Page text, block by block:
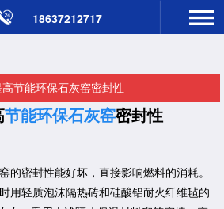
18637212717
节能环保石灰窑密封性
节能环保石灰窑密封性
的密封性能好坏，直接影响燃料的消耗。
用轻质泡沫隔热砖和硅酸铝耐火纤维毡的